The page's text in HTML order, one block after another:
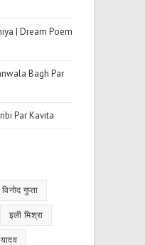
| Dream Poem
Bagh Par
Par Kavita
गुप्ता
इली मिश्रा